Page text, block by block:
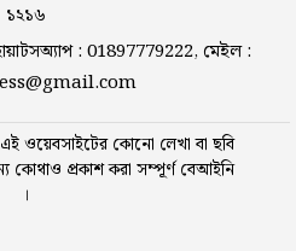
আন্দোলনের পর
ভূমিকা সবাই ভুলে
ইবিসাস সভাপতি
গণঅভ্যুত্থান দিবসে কুবি
সাংস্কৃতিক অনুষ্ঠান ও
১২১৬
: 01897779222, মেইল :
ওয়েবসাইটের কোনো লেখা বা ছবি
কোথাও প্রকাশ করা সম্পূর্ণ বেআইনি
।